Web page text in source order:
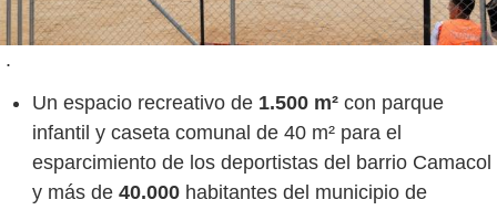
.
Un espacio recreativo de 1.500 m² con parque
infantil y caseta comunal de 40 m² para el
esparcimiento de los deportistas del barrio Camacol
y más de 40.000 habitantes del municipio de